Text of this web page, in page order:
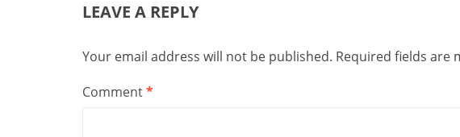
LEAVE A REPLY
Your email address will not be published. Required fields are
Comment*